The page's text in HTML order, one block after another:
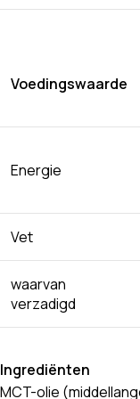
Voedingswaarde
Energie
Vet
waarvan
verzadigd
Ingrediënten
MCT-olie